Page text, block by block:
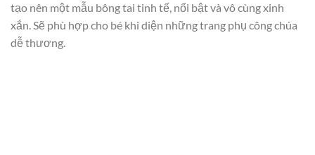
tạo nên một mẫu bông tai tinh tế, nổi bật và vô cùng xinh
xắn. Sẽ phù hợp cho bé khi diện những trang phụ công chúa
dễ thương.